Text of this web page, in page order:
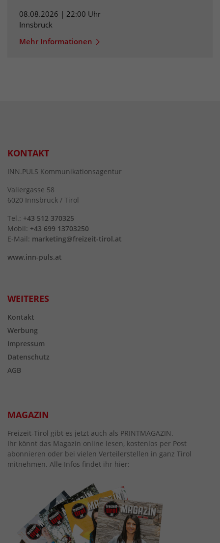
08.08.2026 | 22:00 Uhr
Innsbruck
Mehr Informationen
KONTAKT
INN.PULS Kommunikationsagentur
Valiergasse 58
6020 Innsbruck / Tirol
Tel.: +43 512 370325
Mobil: +43 699 13703250
E-Mail: marketing@freizeit-tirol.at
www.inn-puls.at
WEITERES
Kontakt
Werbung
Impressum
Datenschutz
AGB
MAGAZIN
Freizeit-Tirol gibt es jetzt auch als PRINTMAGAZIN.
Ihr könnt das Magazin online lesen, kostenlos per Post
abonnieren oder bei vielen Verteilerstellen in ganz Tirol
mitnehmen. Alle Infos findet ihr hier: